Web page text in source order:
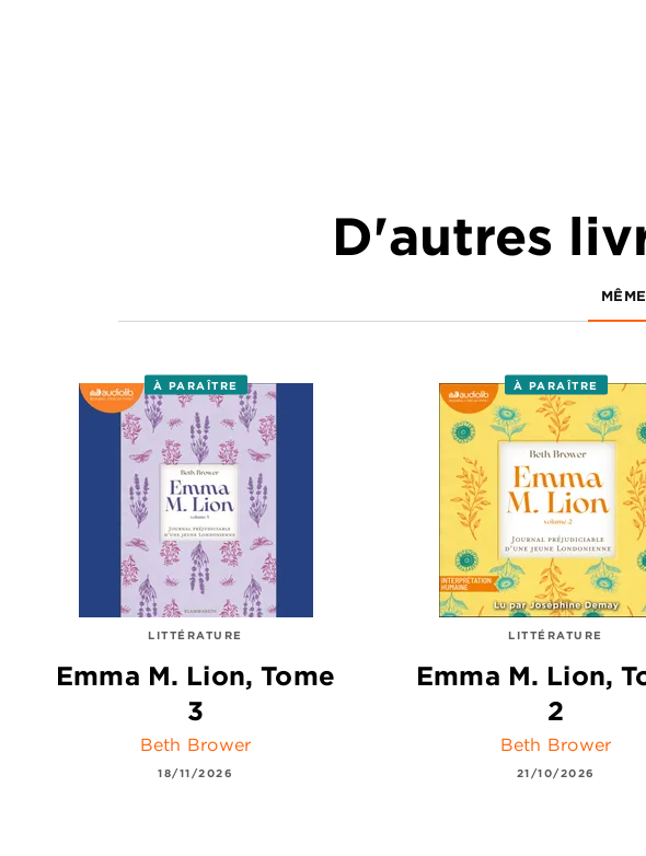
D'autres
À PARAÎTRE
LITTÉRATURE
Emma M. Lion, Tome
3
Beth Brower
18/11/2026
À PARAÎTRE
LITTÉRATURE
Emma M. Lion,
2
Beth Brower
21/10/2026